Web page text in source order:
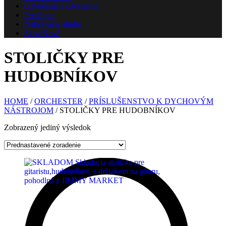
Ozvučenie a osvetlenie
Prenájom
Nahrávacie štúdio
ŠkolaNové
STOLIČKY PRE
HUDOBNÍKOV
HOME /ORCHESTER /PRÍSLUŠENSTVO K DYCHOVÝM
NÁSTROJOM / STOLIČKY PRE HUDOBNÍKOV
Zobrazený jediný výsledok